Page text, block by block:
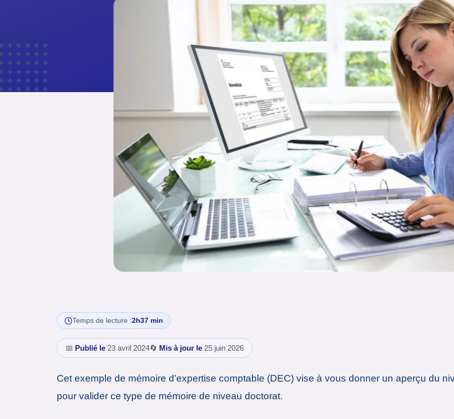
Temps de lecture :2h37 min
📅 Publié le 23 avril 2024🔄 Mis à jour le 25 juin 2026
Cet exemple de mémoire d’expertise comptable (DEC) vise à vous donner un aperçu du
pour valider ce type de mémoire de niveau doctorat.